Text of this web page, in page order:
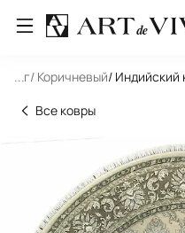
...
Круг/ Коричневый/ Индийский
Все ковры